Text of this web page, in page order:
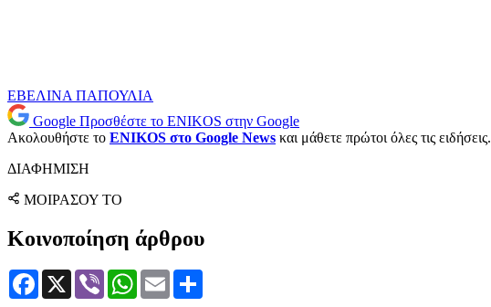
ΕΒΕΛΙΝΑ ΠΑΠΟΥΛΙΑ
Google Προσθέστε το ENIKOS στην Google
Ακολουθήστε το ENIKOS στο Google News και μάθετε πρώτοι όλες τις ειδήσεις.
ΔΙΑΦΗΜΙΣΗ
ΜΟΙΡΑΣΟΥ ΤΟ
Κοινοποίηση άρθρου
Facebook
X Viber WhatsApp
Email